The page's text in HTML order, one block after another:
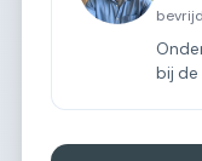
bij de